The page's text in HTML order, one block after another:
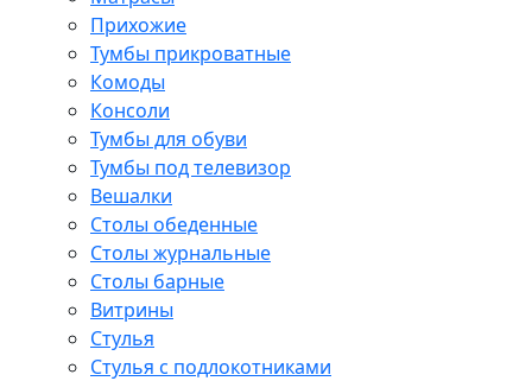
Прихожие
Тумбы прикроватные
Комоды
Консоли
Тумбы для обуви
Тумбы под телевизор
Вешалки
Столы обеденные
Столы журнальные
Столы барные
Витрины
Стулья
Стулья с подлокотниками